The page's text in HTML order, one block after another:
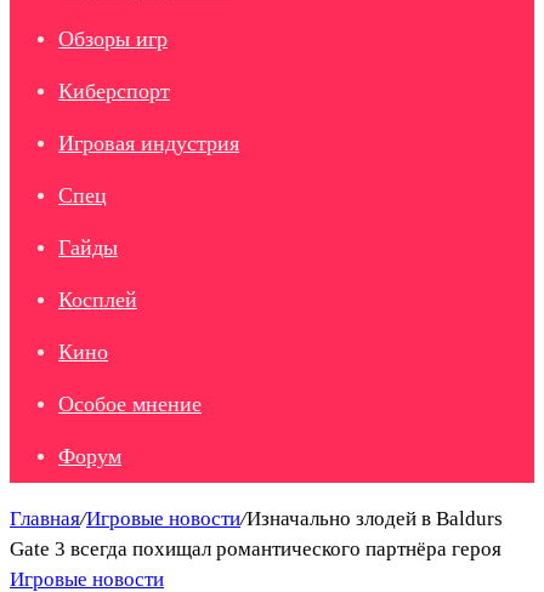
Обзоры игр
Киберспорт
Игровая индустрия
Спец
Гайды
Косплей
Кино
Особое мнение
Форум
Главная/Игровые новости/Изначально злодей в Baldurs
Gate 3 всегда похищал романтического партнёра героя
Игровые новости